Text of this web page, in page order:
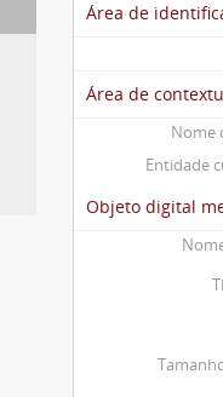
Área de
Área de
Nome
Entidade
Objeto digital